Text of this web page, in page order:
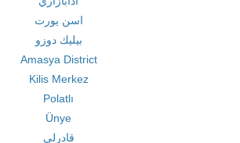
اسن يورت
بيليك دوزو
Amasya District
Kilis Merkez
Polatlı
Ünye
قادرلي